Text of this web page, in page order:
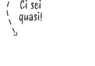
Ci sei
quasi!